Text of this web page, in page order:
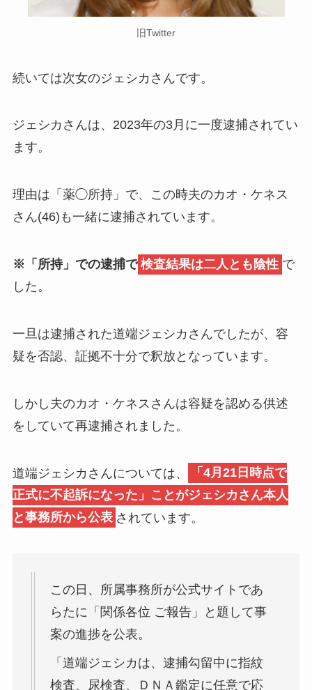
旧Twitter
続いては次女のジェシカさんです。
ジェシカさんは、2023年の3月に一度逮捕されてい
ます。
理由は「薬◯所持」で、この時夫のカオ・ケネス
さん(46)も一緒に逮捕されています。
※「所持」での逮捕で 検査結果は二人とも陰性 で
した。
一旦は逮捕された道端ジェシカさんでしたが、容
疑を否認、証拠不十分で釈放となっています。
しかし夫のカオ・ケネスさんは容疑を認める供述
をしていて再逮捕されました。
道端ジェシカさんについては、
「4月21日時点で
正式に不起訴になった」ことがジェシカさん本人
と事務所から公表 されています。
この日、所属事務所が公式サイトであ
らたに「関係各位 ご報告」と題して事
案の進捗を公表。
「道端ジェシカは、逮捕勾留中に指紋
検査、尿検査、ＤＮＡ鑑定に任意で応